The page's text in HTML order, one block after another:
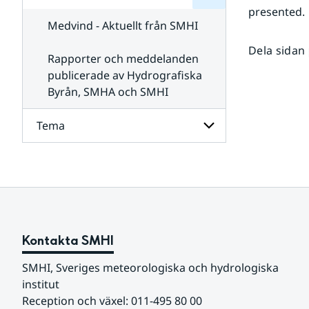
Kontakta
SMHI
Medvind - Aktuellt från SMHI
Rapporter och meddelanden
publicerade av Hydrografiska
Byrån, SMHA och SMHI
Tema
Tema
presented.
Dela sidan
Kontakta SMHI
SMHI, Sveriges meteorologiska och hydrologiska
institut
Reception och växel: 011-495 80 00